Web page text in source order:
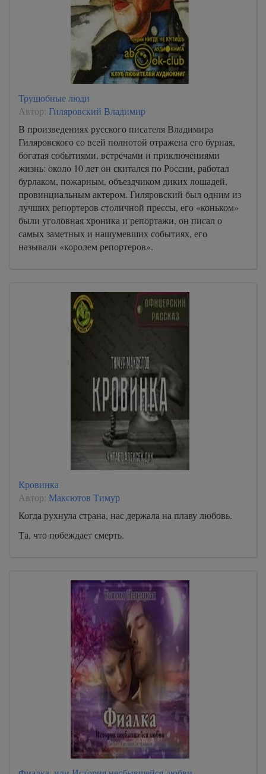
Трущобные люди
Автор: Гиляровский Владимир
В произведениях русского писателя Владимира
Гиляровского со всей полнотой отражена его бурная,
богатая событиями, встречами и приключениями
жизнь: около 10 лет он скитался по России, работал
бурлаком, пожарным, объездчиком диких лошадей,
провинциальным актером. Гиляровский был одним из
лучших репортеров столичной прессы, его «коньком»
были уголовная хроника и репортажи, он писал о
самых заметных и нашумевших событиях, его
называли «королем репортеров».
Кровинка
Автор: Максютов Тимур
Когда рухнула страна, нас держала на плаву любовь.
Та, что побеждает смерть.